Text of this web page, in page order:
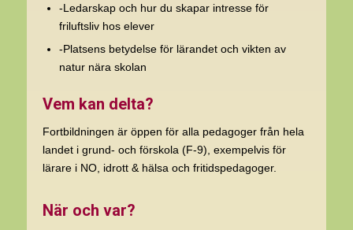
-Ledarskap och hur du skapar intresse för
friluftsliv hos elever
-Platsens betydelse för lärandet och vikten av
natur nära skolan
Vem kan delta?
Fortbildningen är öppen för alla pedagoger från hela
landet i grund- och förskola (F-9), exempelvis för
lärare i NO, idrott & hälsa och fritidspedagoger.
När och var?